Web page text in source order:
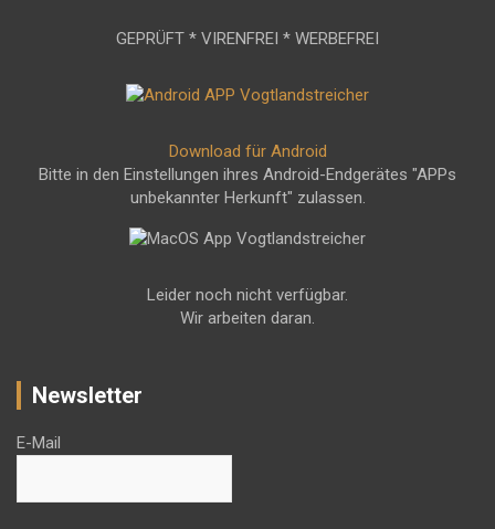
GEPRÜFT * VIRENFREI * WERBEFREI
Download für Android
Bitte in den Einstellungen ihres Android-Endgerätes "APPs
unbekannter Herkunft" zulassen.
Leider noch nicht verfügbar.
Wir arbeiten daran.
Newsletter
E-Mail